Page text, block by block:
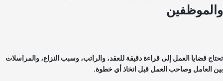
قضايا العمل إلى قراءة دقيقة للعقد، والراتب، وسبب النزاع، والمراسلات
العامل وصاحب العمل قبل اتخاذ أي خطوة.